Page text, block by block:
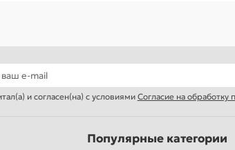
и согласен(на) с условиями Согласие на обработку
Популярные категории